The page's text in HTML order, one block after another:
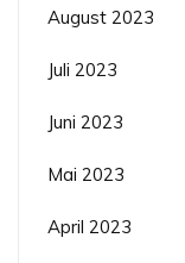
August 2023
Juli 2023
Juni 2023
Mai 2023
April 2023